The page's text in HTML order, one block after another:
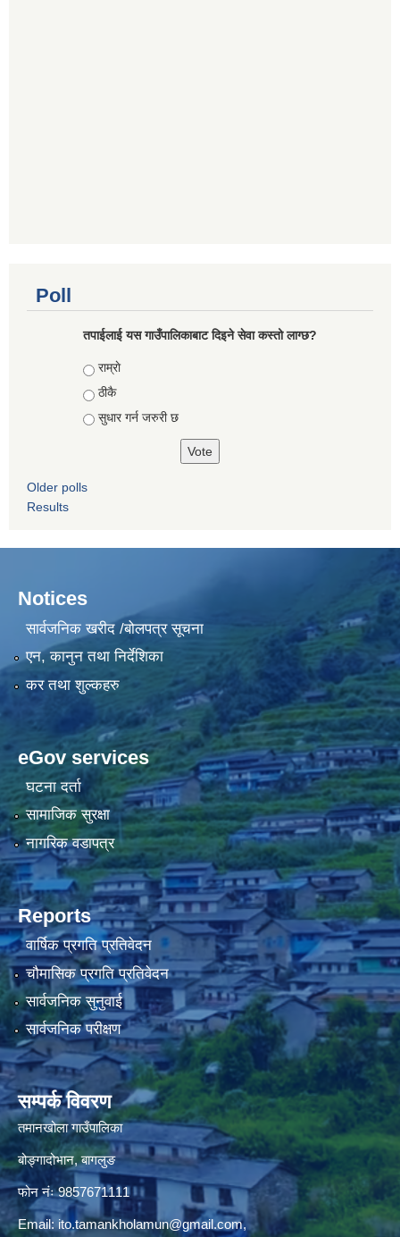
Poll
तपाईलाई यस गाउँपालिकाबाट दिइने सेवा कस्तो लाग्छ?
Choices
राम्राे
ठीकै
सुधार गर्न जरुरी छ
Older polls
Results
Notices
सार्वजनिक खरीद /बोलपत्र सूचना
एन, कानुन तथा निर्देशिका
कर तथा शुल्कहरु
eGov services
घटना दर्ता
सामाजिक सुरक्षा
नागरिक वडापत्र
Reports
वार्षिक प्रगति प्रतिवेदन
चौमासिक प्रगति प्रतिवेदन
सार्वजनिक सुनुवाई
सार्वजनिक परीक्षण
सम्पर्क विवरण
तमानखोला गाउँपालिका
बोङ्गादोभान, बागलुङ
फोन नंः 9857671111
Email: ito.tamankholamun@gmail.com,